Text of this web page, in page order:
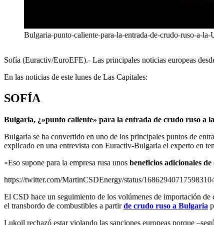
Bulgaria-punto-caliente-para-la-entrada-de-crudo-ruso-a-la-
Sofía (Euractiv/EuroEFE).- Las principales noticias europeas
En las noticias de este lunes de Las Capitales:
SOFÍA
Bulgaria, ¿»punto caliente» para la entrada de crudo ruso a
Bulgaria se ha convertido en uno de los principales puntos de
explicado en una entrevista con Euractiv-Bulgaria el experto en
«Eso supone para la empresa rusa unos beneficios adicionales
https://twitter.com/MartinCSDEnergy/status/
El CSD hace un seguimiento de los volúmenes de importación
el transbordo de combustibles a partirde crudo ruso a Bulgaria
Lukoil rechazó estar violando las sanciones europeas porque